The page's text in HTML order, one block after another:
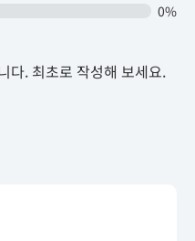
0%
다. 최초로 작성해 보세요.